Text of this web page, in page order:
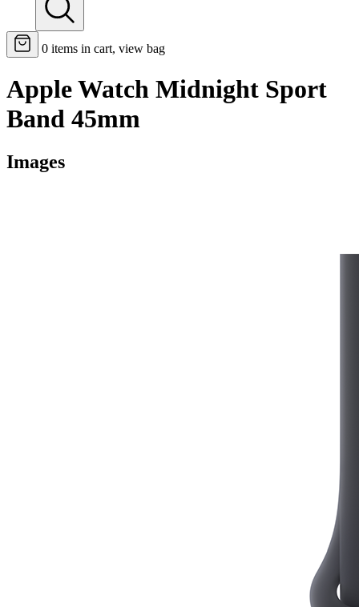
0 items in cart, view bag
Apple Watch Midnight Sport
Band 45mm
Images